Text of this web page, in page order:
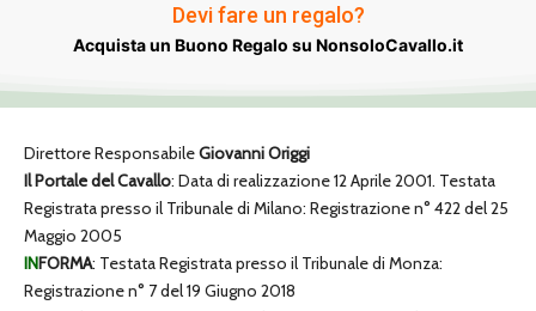
Devi fare un regalo?
Acquista un Buono Regalo su NonsoloCavallo.it
Direttore ResponsabileGiovanni Origgi
Il Portale del Cavallo: Data di realizzazione 12 Aprile 2001. Testata
Registrata presso il Tribunale di Milano: Registrazione n° 422 del 25
Maggio 2005
INFORMA: Testata Registrata presso il Tribunale di Monza:
Registrazione n° 7 del 19 Giugno 2018